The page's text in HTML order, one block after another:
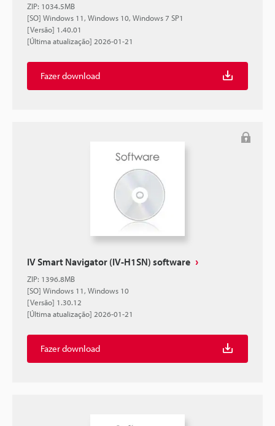
ZIP: 1034.5MB
[SO] Windows 11, Windows 10, Windows 7 SP1
[Versão] 1.40.01
[Última atualização] 2026-01-21
Fazer download
IV Smart Navigator (IV-H1SN) software
ZIP: 1396.8MB
[SO] Windows 11, Windows 10
[Versão] 1.30.12
[Última atualização] 2026-01-21
Fazer download